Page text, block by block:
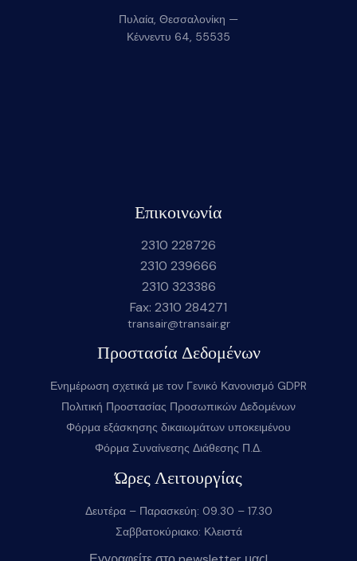
Πυλαία, Θεσσαλονίκη —
Κέννεντυ 64, 55535
Επικοινωνία
2310 228726
2310 239666
2310 323386
Fax: 2310 284271
transair@transair.gr
Προστασία Δεδομένων
Ενημέρωση σχετικά με τον Γενικό Κανονισμό GDPR
Πολιτική Προστασίας Προσωπικών Δεδομένων
Φόρμα εξάσκησης δικαιωμάτων υποκειμένου
Φόρμα Συναίνεσης Διάθεσης Π.Δ.
Ώρες Λειτουργίας
Δευτέρα – Παρασκεύη: 09.30 – 17.30
Σαββατοκύριακο: Κλειστά